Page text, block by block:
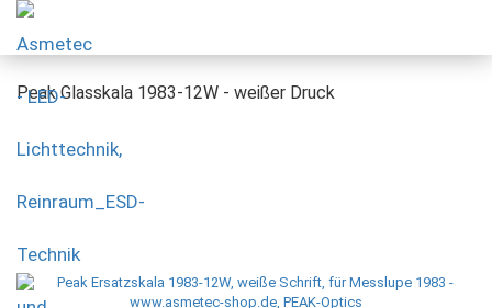
Peak Glasskala 1983-12W - weißer Druck